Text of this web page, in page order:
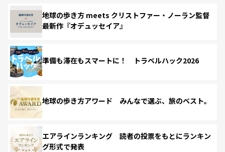
地球の歩き方 meets クリストファー・ノーラン監督
最新作『オデュッセイア』
準備も滞在もスマートに！ トラベルハック2026
地球の歩き方アワード みんなで選ぶ、旅のベスト。
エアラインランキング 読者の投票をもとにランキン
グ形式で発表